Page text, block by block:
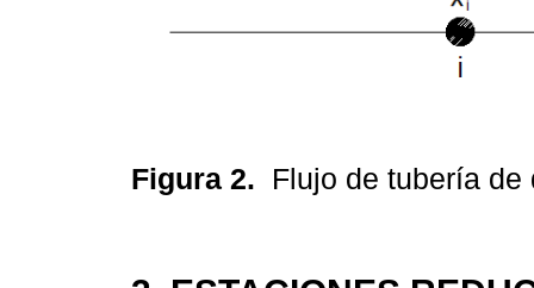
Figura 2. Flujo de tubería